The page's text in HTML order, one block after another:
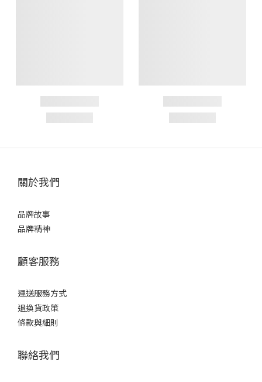
關於我們
品牌故事
品牌精神
顧客服務
運送服務方式
退換貨政策
條款與細則
聯絡我們